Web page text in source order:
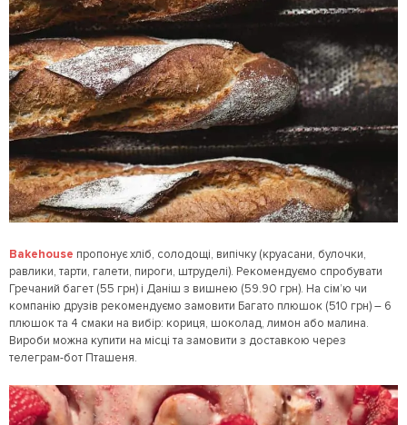
Bakehouse пропонує хліб, солодощі, випічку (круасани, булочки,
равлики, тарти, галети, пироги, штруделі). Рекомендуємо спробувати
Гречаний багет (55 грн) і Даніш з вишнею (59.90 грн). На сім’ю чи
компанію друзів рекомендуємо замовити Багато плюшок (510 грн) – 6
плюшок та 4 смаки на вибір: кориця, шоколад, лимон або малина.
Вироби можна купити на місці та замовити з доставкою через
телеграм-бот Пташеня.